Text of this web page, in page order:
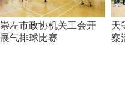
崇左市政协机关工会开
展气排球比赛
天
察